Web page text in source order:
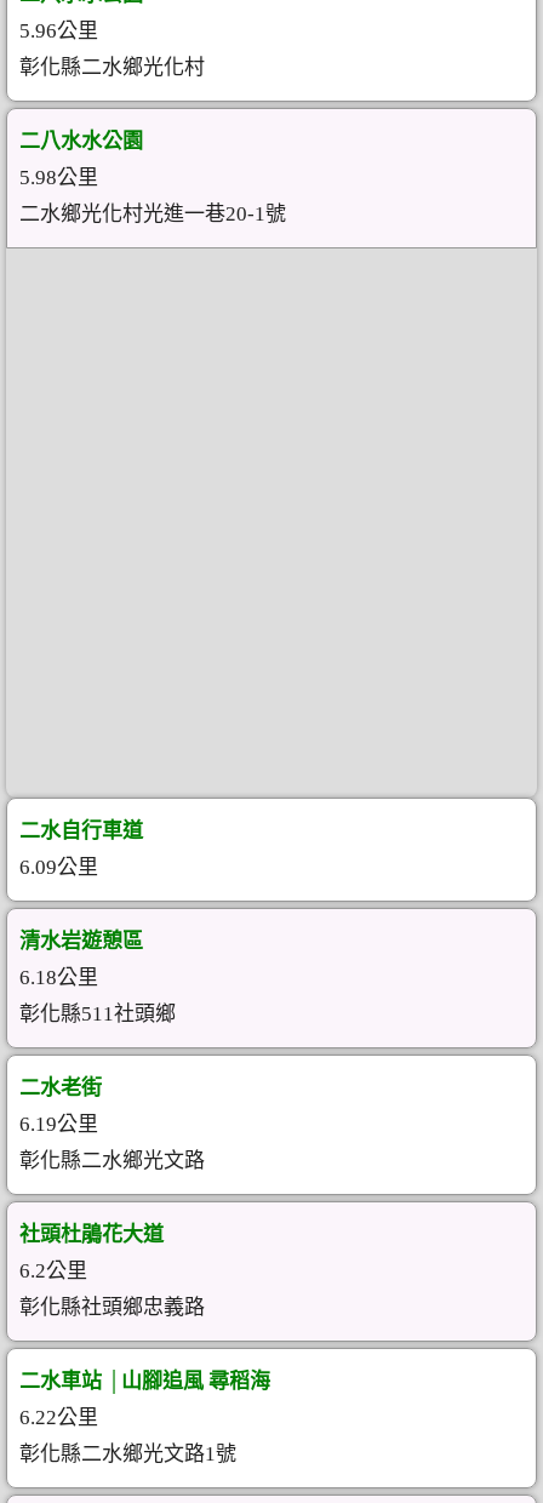
5.96公里
彰化縣二水鄉光化村
二八水水公園
5.98公里
二水鄉光化村光進一巷20-1號
二水自行車道
6.09公里
清水岩遊憩區
6.18公里
彰化縣511社頭鄉
二水老街
6.19公里
彰化縣二水鄉光文路
社頭杜鵑花大道
6.2公里
彰化縣社頭鄉忠義路
二水車站 │山腳追風 尋稻海
6.22公里
彰化縣二水鄉光文路1號